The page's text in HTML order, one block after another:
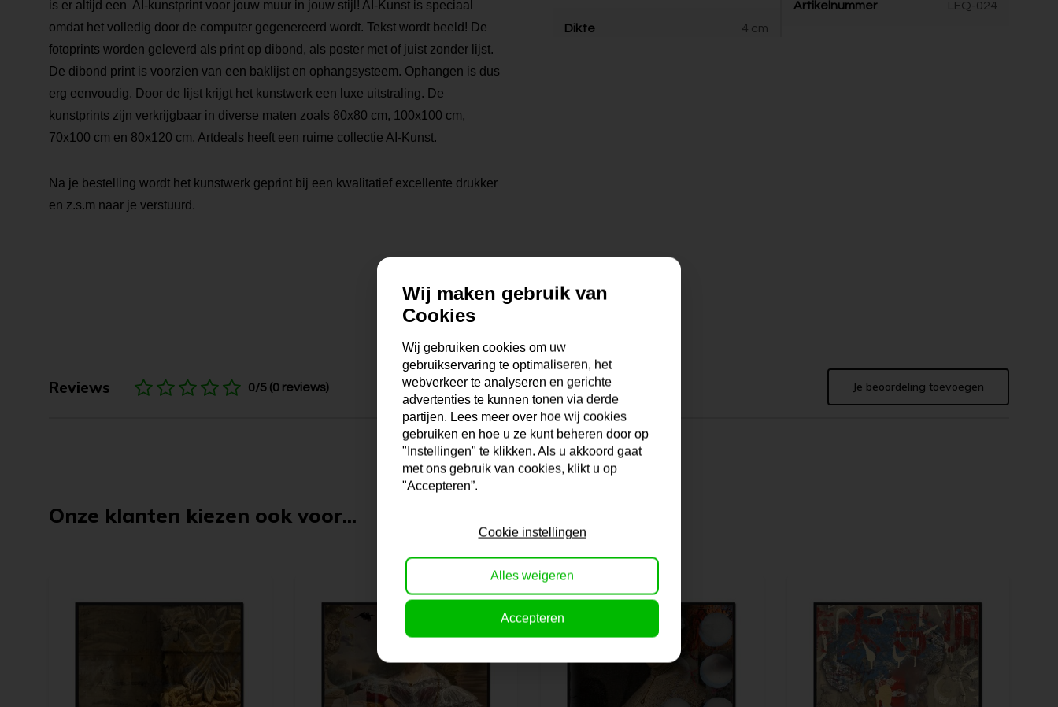
is er altijd een AI-kunstprint voor jouw muur in jouw stijl! AI-Kunst is speciaal
omdat het volledig door de computer gegenereerd wordt. Tekst wordt beeld! De
fotoprints worden geleverd als print op dibond, als poster met of juist zonder lijst.
De dibond print is voorzien van een baklijst en ophangsysteem. Ophangen is dus
erg eenvoudig. Door de lijst krijgt het kunstwerk een luxe uitstraling. De
kunstprints zijn verkrijgbaar in diverse maten zoals 80x80 cm, 100x100 cm,
70x100 cm en 80x120 cm. Artdeals heeft een ruime collectie AI-Kunst.
Na je bestelling wordt het kunstwerk geprint bij een kwalitatief excellente drukker
en z.s.m naar je verstuurd.
Dikte 4 cm
Artikelnummer LEQ-024
Reviews 0/5 (0 reviews) Je beoordeling toevoegen
Onze klanten kiezen ook voor...
Wij maken gebruik van
Cookies
Wij gebruiken cookies om uw
gebruikservaring te optimaliseren, het
webverkeer te analyseren en gerichte
advertenties te kunnen tonen via derde
partijen. Lees meer over hoe wij cookies
gebruiken en hoe u ze kunt beheren door op
"Instellingen" te klikken. Als u akkoord gaat
met ons gebruik van cookies, klikt u op
"Accepteren”.
Cookie instellingen
Alles weigeren
Accepteren